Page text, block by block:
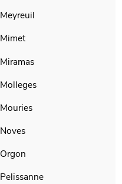
Meyreuil
Mimet
Miramas
Molleges
Mouries
Noves
Orgon
Pelissanne